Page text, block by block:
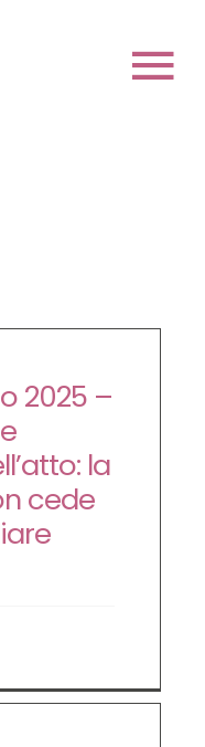
2025 –
la
cede